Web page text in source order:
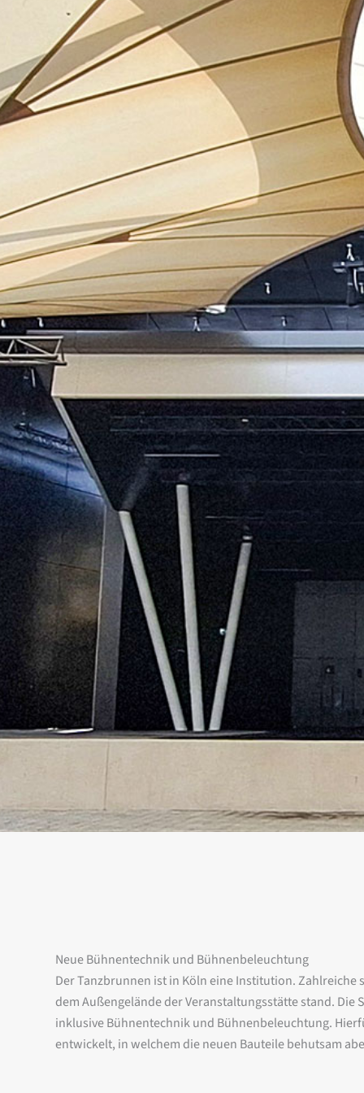
Neue Bühnentechnik und Bühnenbeleuchtung
Der Tanzbrunnen ist in Köln eine Institution.
dem Außengelände der Veranstaltungsstätte stand.
inklusive Bühnentechnik und Bühnenbeleuchtung.
entwickelt, in welchem die neuen Bauteile behutsam